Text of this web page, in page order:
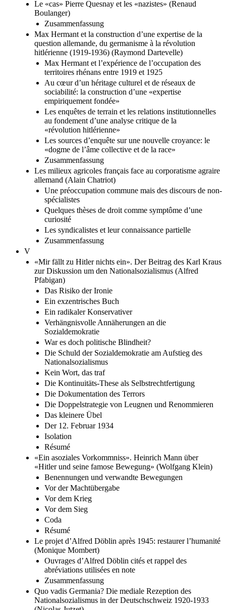
Le «cas» Pierre Quesnay et les «nazistes» (Renaud
Boulanger)
Zusammenfassung
Max Hermant et la construction d’une expertise de la
question allemande, du germanisme à la révolution
hitlérienne (1919-1936) (Raymond Dartevelle)
Max Hermant et l’expérience de l’occupation des
territoires rhénans entre 1919 et 1925
Au cœur d’un héritage culturel et de réseaux de
sociabilité: la construction d’une «expertise
empiriquement fondée»
Les enquêtes de terrain et les relations institutionnelles
au fondement d’une analyse critique de la
«révolution hitlérienne»
Les sources d’enquête sur une nouvelle croyance: le
«dogme de l’âme collective et de la race»
Zusammenfassung
Les milieux agricoles français face au corporatisme agraire
allemand (Alain Chatriot)
Une préoccupation commune mais des discours de non-
spécialistes
Quelques thèses de droit comme symptôme d’une
curiosité
Les syndicalistes et leur connaissance partielle
Zusammenfassung
V
«Mir fällt zu Hitler nichts ein». Der Beitrag des Karl Kraus
zur Diskussion um den Nationalsozialismus (Alfred
Pfabigan)
Das Risiko der Ironie
Ein exzentrisches Buch
Ein radikaler Konservativer
Verhängnisvolle Annäherungen an die
Sozialdemokratie
War es doch politische Blindheit?
Die Schuld der Sozialdemokratie am Aufstieg des
Nationalsozialismus
Kein Wort, das traf
Die Kontinuitäts-These als Selbstrechtfertigung
Die Dokumentation des Terrors
Die Doppelstrategie von Leugnen und Renommieren
Das kleinere Übel
Der 12. Februar 1934
Isolation
Résumé
«Ein asoziales Vorkommniss». Heinrich Mann über
«Hitler und seine famose Bewegung» (Wolfgang Klein)
Benennungen und verwandte Bewegungen
Vor der Machtübergabe
Vor dem Krieg
Vor dem Sieg
Coda
Résumé
Le projet d’Alfred Döblin après 1945: restaurer l’humanité
(Monique Mombert)
Ouvrages d’Alfred Döblin cités et rappel des
abréviations utilisées en note
Zusammenfassung
Quo vadis Germania? Die mediale Rezeption des
Nationalsozialismus in der Deutschschweiz 1920-1933